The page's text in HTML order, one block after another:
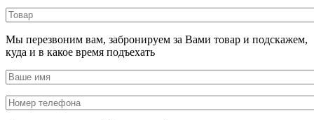
Мы перезвоним вам, забронируем за Вами товар и подскажем,
куда и в какое время подъехать